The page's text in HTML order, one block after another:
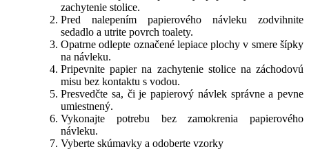
zachytenie stolice.
Pred nalepením papierového návleku zodvihnite
sedadlo a utrite povrch toalety.
Opatrne odlepte označené lepiace plochy v smere šípky
na návleku.
Pripevnite papier na zachytenie stolice na záchodovú
misu bez kontaktu s vodou.
Presvedčte sa, či je papierový návlek správne a pevne
umiestnený.
Vykonajte potrebu bez zamokrenia papierového
návleku.
Vyberte skúmavky a odoberte vzorky